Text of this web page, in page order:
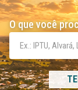
O que você